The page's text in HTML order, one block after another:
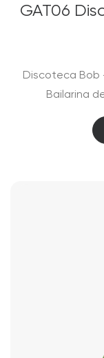
GAT06
Discoteca Bob
Bailarina